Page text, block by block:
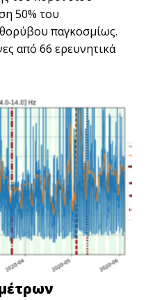
50% του
παγκοσμίως.
από 66 ερευνητικά